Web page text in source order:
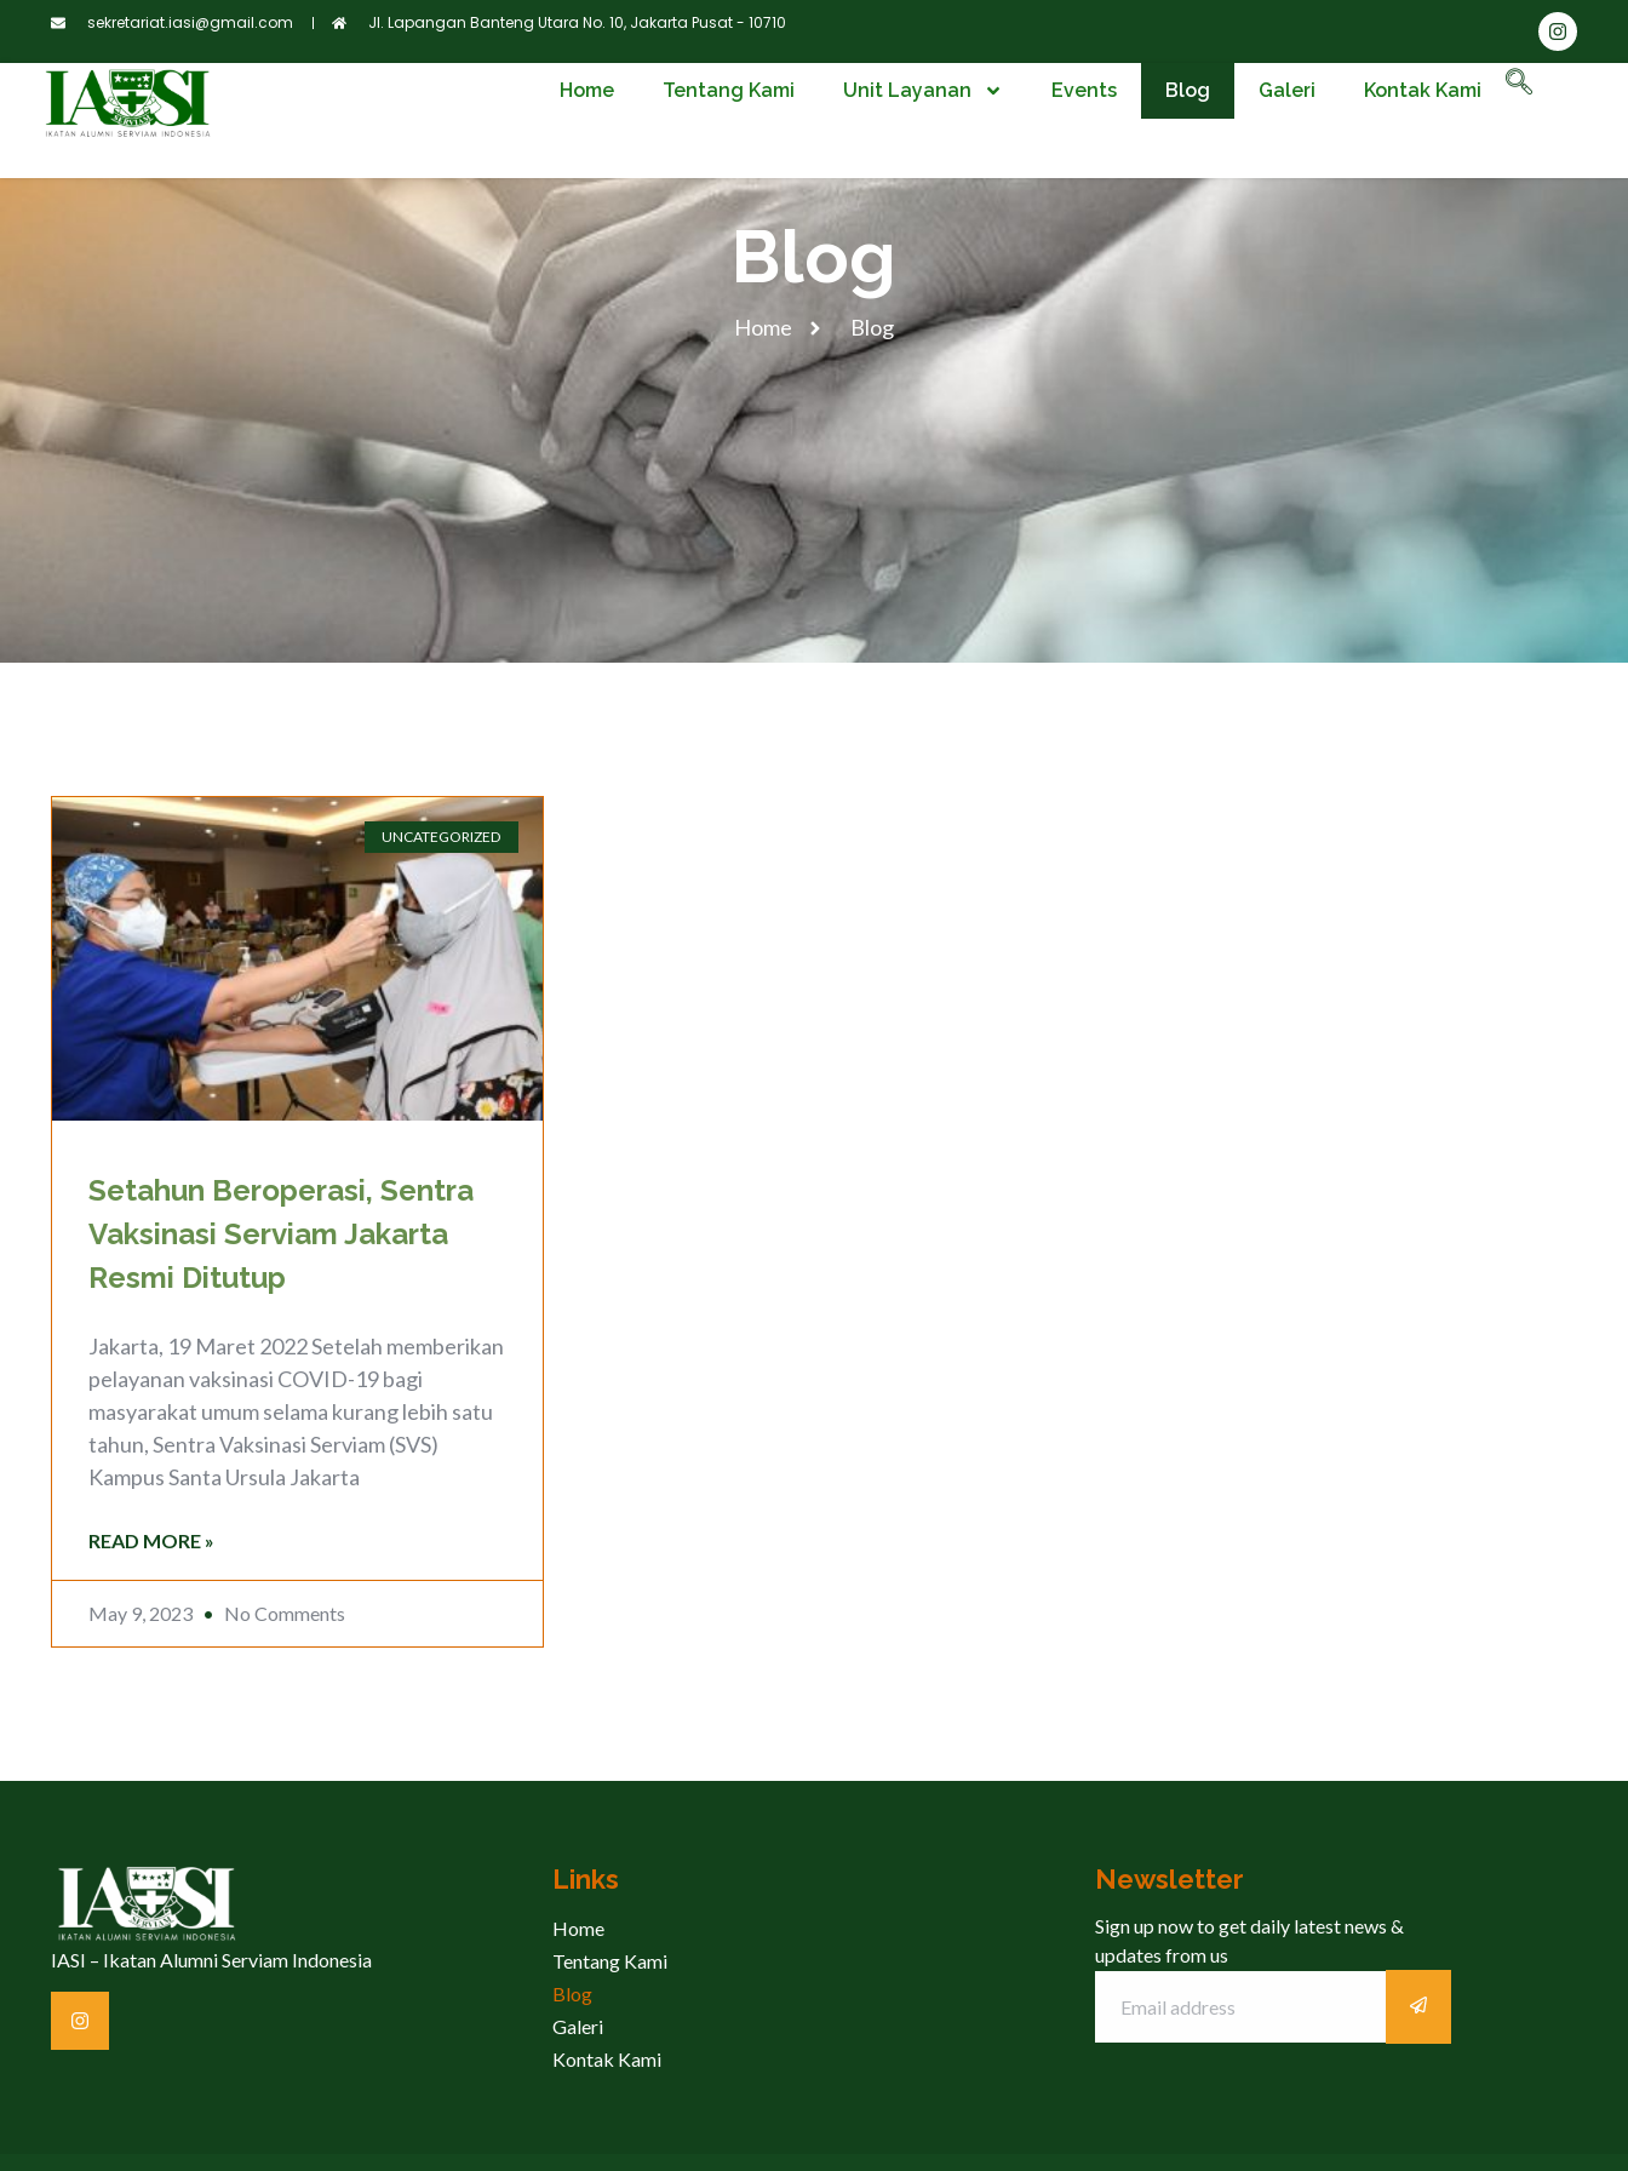
sekretariat.iasi@gmail.com Jl. Lapangan Banteng Utara No. 10, Jakarta Pusat - 10710
Home Tentang Kami Unit Layanan Events Blog Galeri Kontak Kami
Blog
Home Blog
UNCATEGORIZED
Setahun Beroperasi, Sentra
Vaksinasi Serviam Jakarta
Resmi Ditutup
Jakarta, 19 Maret 2022 Setelah memberikan
pelayanan vaksinasi COVID-19 bagi
masyarakat umum selama kurang lebih satu
tahun, Sentra Vaksinasi Serviam (SVS)
Kampus Santa Ursula Jakarta
READ MORE »
May 9, 2023 No Comments
IASI – Ikatan Alumni Serviam Indonesia
Links
Home
Tentang Kami
Blog
Galeri
Kontak Kami
Newsletter
Sign up now to get daily latest news &
updates from us